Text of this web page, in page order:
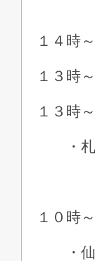
10/
１４時～
11/
１３時～
12/
１３時～
・札
11/
１０時～
・仙